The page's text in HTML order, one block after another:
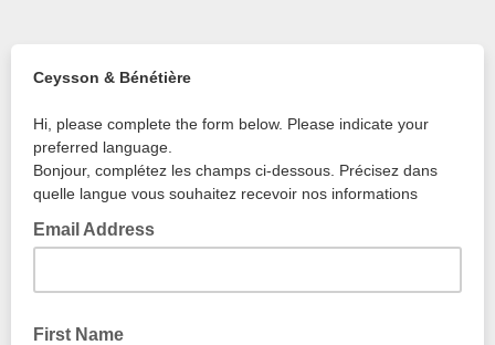
Ceysson & Bénétière
Hi, please complete the form below. Please indicate your
preferred language.
Bonjour, complétez les champs ci-dessous. Précisez dans
quelle langue vous souhaitez recevoir nos informations
Email Address
First Name